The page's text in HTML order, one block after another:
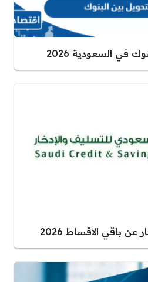
في السعودية 2026
باقي الاقساط 2026